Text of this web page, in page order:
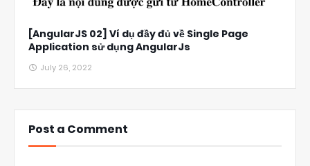
[AngularJS 02] Ví dụ đầy đủ về Single Page
Application sử dụng AngularJs
July 26, 2022
Post a Comment